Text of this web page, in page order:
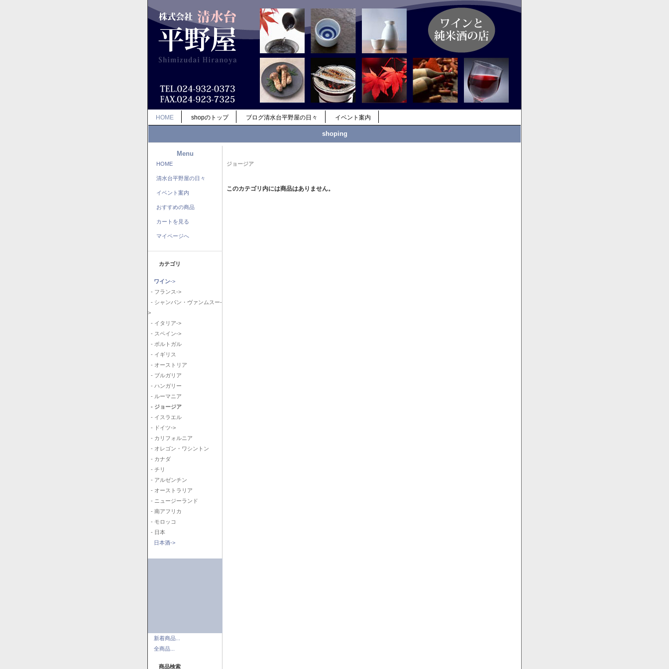
HOME shopのトップ ブログ清水台平野屋の日々 イベント案内
shoping
Menu
HOME
清水台平野屋の日々
イベント案内
おすすめの商品
カートを見る
マイページへ
カテゴリ
ワイン->
- フランス->
- シャンパン・ヴァンムスー-
>
- イタリア->
- スペイン->
- ポルトガル
- イギリス
- オーストリア
- ブルガリア
- ハンガリー
- ルーマニア
- ジョージア
- イスラエル
- ドイツ->
- カリフォルニア
- オレゴン・ワシントン
- カナダ
- チリ
- アルゼンチン
- オーストラリア
- ニュージーランド
- 南アフリカ
- モロッコ
- 日本
日本酒->
新着商品...
全商品...
商品検索
ジョージア
このカテゴリ内には商品はありません。